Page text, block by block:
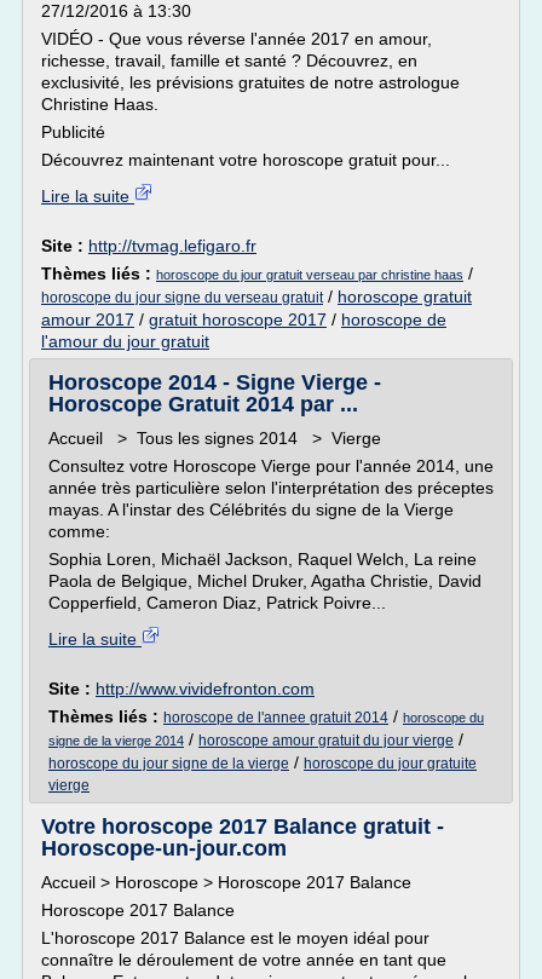
27/12/2016 à 13:30
VIDÉO - Que vous réverse l'année 2017 en amour,
richesse, travail, famille et santé ? Découvrez, en
exclusivité, les prévisions gratuites de notre astrologue
Christine Haas.
Publicité
Découvrez maintenant votre horoscope gratuit pour...
Lire la suite
Site : http://tvmag.lefigaro.fr
Thèmes liés : horoscope du jour gratuit verseau par christine haas /
horoscope du jour signe du verseau gratuit/ horoscope gratuit
amour 2017 / gratuit horoscope 2017 / horoscope de
l'amour du jour gratuit
Horoscope 2014 - Signe Vierge -
Horoscope Gratuit 2014 par ...
Accueil > Tous les signes 2014 > Vierge
Consultez votre Horoscope Vierge pour l'année 2014, une
année très particulière selon l'interprétation des préceptes
mayas. A l'instar des Célébrités du signe de la Vierge
comme:
Sophia Loren, Michaël Jackson, Raquel Welch, La reine
Paola de Belgique, Michel Druker, Agatha Christie, David
Copperfield, Cameron Diaz, Patrick Poivre...
Lire la suite
Site : http://www.vividefronton.com
Thèmes liés : horoscope de l'annee gratuit 2014 / horoscope du
signe de la vierge 2014 / horoscope amour gratuit du jour vierge /
horoscope du jour signe de la vierge / horoscope du jour gratuite
vierge
Votre horoscope 2017 Balance gratuit -
Horoscope-un-jour.com
Accueil > Horoscope > Horoscope 2017 Balance
Horoscope 2017 Balance
L'horoscope 2017 Balance est le moyen idéal pour
connaître le déroulement de votre année en tant que